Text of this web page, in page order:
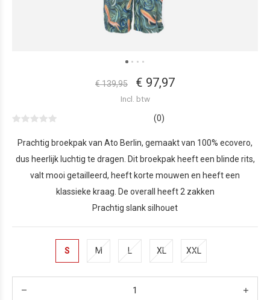
€ 139,95 € 97,97
Incl. btw
(0)
Prachtig broekpak van Ato Berlin, gemaakt van 100% ecovero,
dus heerlijk luchtig te dragen. Dit broekpak heeft een blinde rits,
valt mooi getailleerd, heeft korte mouwen en heeft een
klassieke kraag. De overall heeft 2 zakken
Prachtig slank silhouet
S M L XL XXL